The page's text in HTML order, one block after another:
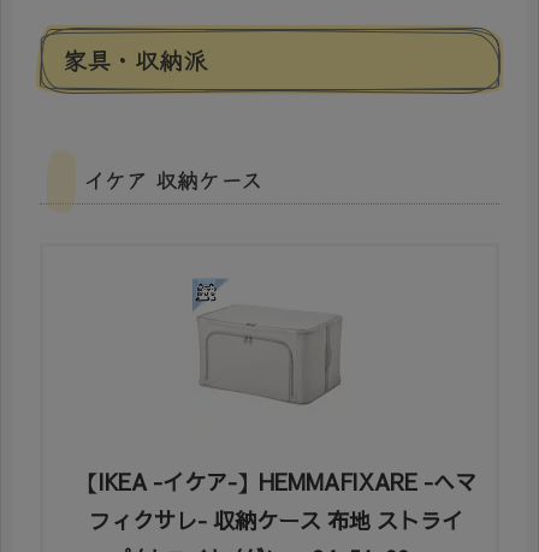
家具・収納派
イケア 収納ケース
【IKEA -イケア-】HEMMAFIXARE -ヘマ
フィクサレ- 収納ケース 布地 ストライ